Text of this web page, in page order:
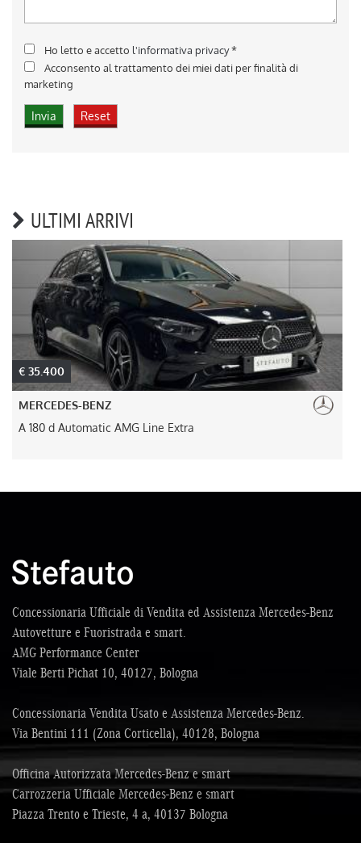
Ho letto e accetto l'informativa privacy*
Acconsento al trattamento dei miei dati per finalità di
marketing
ULTIMI ARRIVI
€ 35.400
MERCEDES-BENZ
A 180 d Automatic AMG Line Extra
Concessionaria Ufficiale di Vendita ed Assistenza Mercedes-Benz
Autovetture e Fuoristrada e smart.
AMG Performance Center
Viale Berti Pichat 10, 40127, Bologna
Concessionaria Vendita Usato e Assistenza Mercedes-Benz.
Via Bentini 111 (Zona Corticella), 40128, Bologna
Officina Autorizzata Mercedes-Benz e smart
Carrozzeria Ufficiale Mercedes-Benz e smart
Piazza Trento e Trieste, 4 a, 40137 Bologna